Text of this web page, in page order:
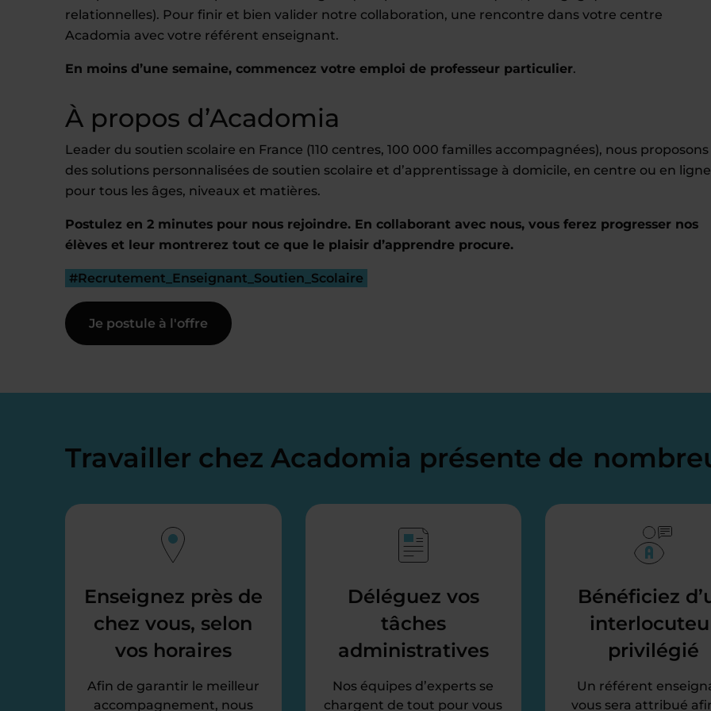
relationnelles). Pour finir et bien valider notre collaboration, une rencontre dans votre centre
Acadomia avec votre référent enseignant.
En moins d’une semaine, commencez votre emploi de professeur particulier.
À propos d’Acadomia
Leader du soutien scolaire en France (110 centres, 100 000 familles accompagnées), nous proposons
des solutions personnalisées de soutien scolaire et d’apprentissage à domicile, en centre ou en
pour tous les âges, niveaux et matières.
Postulez en 2 minutes pour nous rejoindre. En collaborant avec nous, vous ferez progresser nos
élèves et leur montrerez tout ce que le plaisir d’apprendre procure.
#Recrutement_Enseignant_Soutien_Scolaire
Je postule à l'offre
Travailler chez Acadomia présente de
Enseignez près de
chez vous, selon
vos horaires
Afin de garantir le meilleur
accompagnement, nous
Déléguez vos
tâches
administratives
Nos équipes d’experts se
chargent de tout pour vous
Bénéficiez
privilégié
Un référent
vous sera attribué